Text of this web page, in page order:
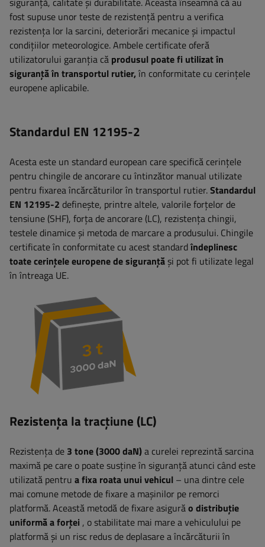
fost supuse unor teste de rezistență pentru a verifica
rezistența lor la sarcini, deteriorări mecanice și impactul
condițiilor meteorologice. Ambele certificate oferă
utilizatorului garanția că produsul poate fi utilizat în
siguranță în transportul rutier,în conformitate cu cerințele
europene aplicabile.
Standardul EN 12195-2
Acesta este un standard european care specifică cerințele
pentru chingile de ancorare cu întinzător manual utilizate
pentru fixarea încărcăturilor în transportul rutier.Standardul
EN 12195-2 definește, printre altele, valorile forțelor de
tensiune (SHF), forța de ancorare (LC), rezistența chingii,
testele dinamice și metoda de marcare a produsului. Chingile
certificate în conformitate cu acest standardîndeplinesc
toate cerințele europene de siguranțăși pot fi utilizate legal
în întreaga UE.
Rezistența la tracțiune (LC)
Rezistența de 3 tone (3000 daN)a curelei reprezintă sarcina
maximă pe care o poate susține în siguranță atunci când este
utilizată pentru a fixa roata unui vehicul – una dintre cele
mai comune metode de fixare a mașinilor pe remorci
platformă. Această metodă de fixare asigurăo distribuție
uniformă a forței , o stabilitate mai mare a vehiculului pe
platformă și un risc redus de deplasare a încărcăturii în